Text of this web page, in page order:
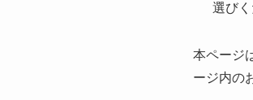
選びく
本ページ
ージ内の